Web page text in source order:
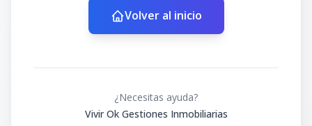
Volver al inicio
¿Necesitas ayuda?
Vivir Ok Gestiones Inmobiliarias